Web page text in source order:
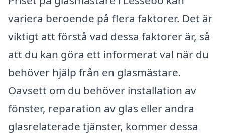
variera beroende på flera faktorer. Det är
viktigt att förstå vad dessa faktorer är, så
att du kan göra ett informerat val när du
behöver hjälp från en glasmästare.
Oavsett om du behöver installation av
fönster, reparation av glas eller andra
glasrelaterade tjänster, kommer dessa